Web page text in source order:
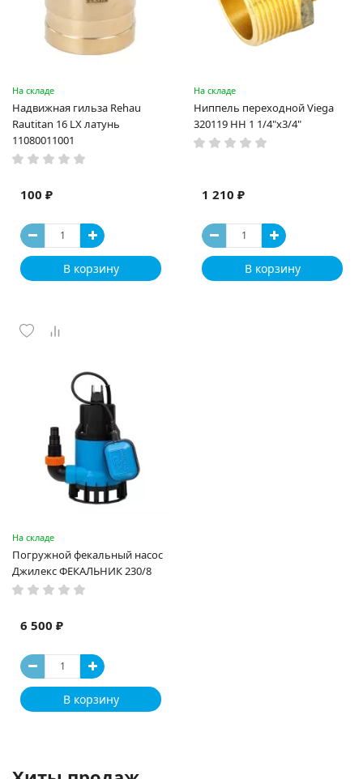
На складе
Надвижная гильза Rehau
Rautitan 16 LX латунь
11080011001
100 ₽
В корзину
На складе
Ниппель переходной Viega
320119 НН 1 1/4"х3/4"
1 210 ₽
В корзину
На складе
Погружной фекальный насос
Джилекс ФЕКАЛЬНИК 230/8
6 500 ₽
В корзину